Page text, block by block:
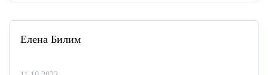
Елена Билим